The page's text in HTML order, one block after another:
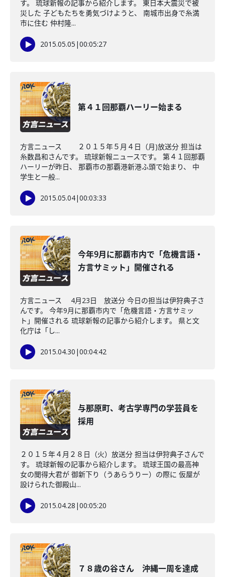
す。 琉球新報の記事から紹介します。 東日本大震災で被
災した 子どもたちを勇気づけようと、 南城市出身で糸満
市に住む 仲村隆...
2015.05.05 |00:05:27
第４１回那覇ハーリー始まる
方言ニュース ２０１５年５月４日（月)放送分 担当は
糸数昌和さんです。 琉球新報ニュースです。 第４１回那覇
ハーリーが昨日、 那覇市の那覇港新港ふ頭で始まり、 中
学生と一般...
2015.05.04|00:03:33
今年9月に那覇市内で「危機言語・
方言サミット」開催される
方言ニュース 4月23日 放送分 今日の担当は伊狩典子さ
んです。 今年9月に那覇市内で「危機言語・方言サミッ
ト」開催される 琉球新報の記事から紹介します。 県と文
化庁は「し...
2015.04.30 |00:04:42
与那原町、考古学専門の学芸員を
採用
２０１５年４月２８日（火）放送分 担当は伊狩典子さんで
す。 琉球新報の記事から紹介します。 琉球王国の最高神
女の聞得大君が 御新下り（うあらうりー）の際に 仮屋が
設けられた御殿山...
2015.04.28 |00:05:20
７８歳の谷さん 沖縄一周を達成